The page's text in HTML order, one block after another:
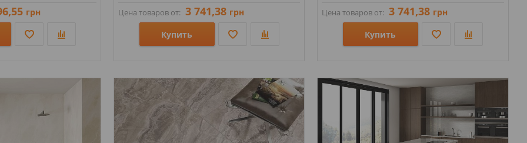
грн
Цена товаров от: 3 741,38 грн
Купить
Стили: Под мрамор;
Цвета:
Цена товаров от: 3 741,38 грн
Купить
Стили: Под камень; Под мрамор;